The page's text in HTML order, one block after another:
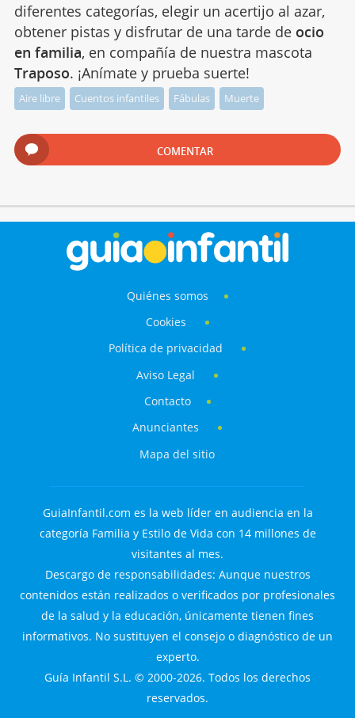
diferentes categorías, elegir un acertijo al azar,
obtener pistas y disfrutar de una tarde de ocio
en familia, en compañía de nuestra mascota
Traposo. ¡Anímate y prueba suerte!
Aire libre Cuentos infantiles Fábulas Muerte
COMENTAR
Quiénes somos
Cookies
Política de privacidad
Aviso Legal
Contacto
Anunciantes
Mapa del sitio
GuiaInfantil.com es la web líder en audiencia en la
categoría Familia y Estilo de Vida con 14 millones de
visitantes al mes.
Descargo de responsabilidades: Aunque nuestros
contenidos están realizados o verificados por profesionales
de la salud y la educación, únicamente tienen fines
informativos. No sustituyen el consejo o diagnóstico de un
experto.
Guía Infantil S.L. © 2000-2026. Todos los derechos
reservados.